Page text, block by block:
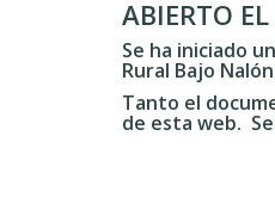
ayuda
a
la
ABIERTO
Se ha iniciado
Rural Bajo
Tanto el
de esta web.